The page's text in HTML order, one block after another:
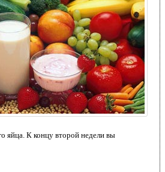
яйца. К концу второй недели вы